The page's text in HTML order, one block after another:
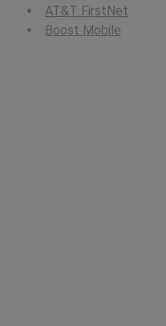
AT&T FirstNet
Boost Mobile